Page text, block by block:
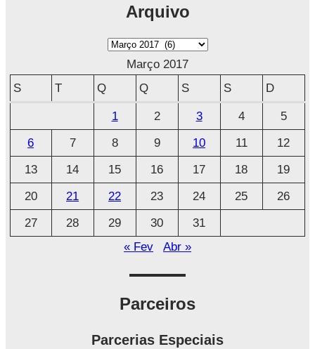
Arquivo
A
v
o
Março 2017
S
T Q Q S S D
1 2 3 4
5
6
7 8 9 10 11
12
13
14 15 16 17 18
19
20
21 22 23 24 25
26
27
28 29 30
31
« Fev
Abr »
Parceiros
Parcerias Especiais